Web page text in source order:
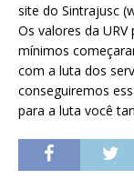
site do Sintrajusc
Os valores da
mínimos
com a luta dos
conseguiremos
para a luta você